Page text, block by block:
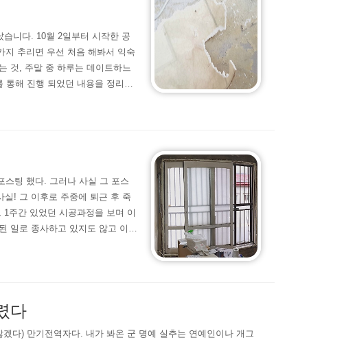
니다. 10월 2일부터 시작한 공
지 추리면 우선 처음 해봐서 익숙
것, 주말 중 하루는 데이트하느
통해 진행 되었던 내용을 정리하
벽면 보수방수&결로&곰팡이 방
스팅 했다. 그러나 사실 그 포스
실! 그 이후로 주중에 퇴근 후 죽
주간 있었던 시공과정을 보며 이
일로 종사하고 있지도 않고 이전
인즉, 내가 할 수 있다면 다른 사
다
다) 만기전역자다. 내가 봐온 군 명예 실추는 연예인이나 개그